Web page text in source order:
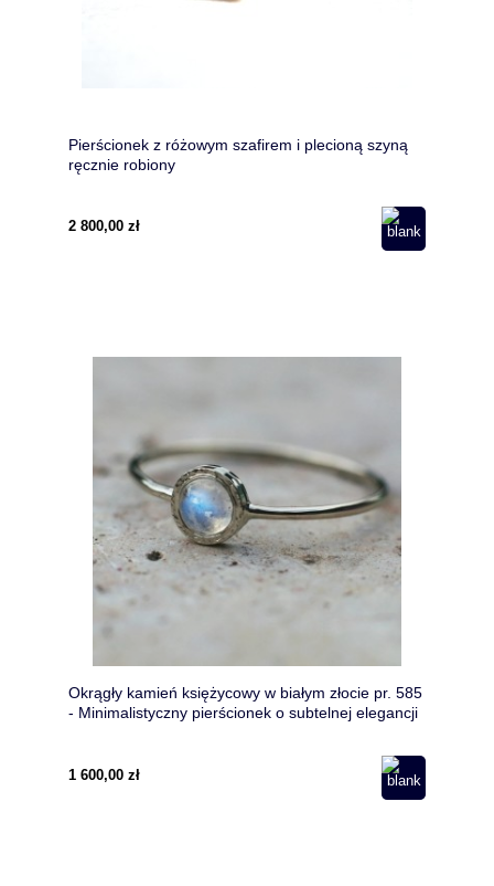
Pierścionek z różowym szafirem i plecioną szyną
ręcznie robiony
2 800,00 zł
Okrągły kamień księżycowy w białym złocie pr. 585
- Minimalistyczny pierścionek o subtelnej elegancji
1 600,00 zł